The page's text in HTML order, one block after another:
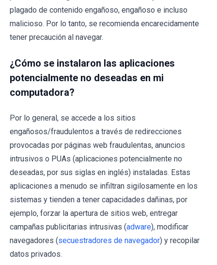
plagado de contenido engañoso, engañoso e incluso
malicioso. Por lo tanto, se recomienda encarecidamente
tener precaución al navegar.
¿Cómo se instalaron las aplicaciones
potencialmente no deseadas en mi
computadora?
Por lo general, se accede a los sitios
engañosos/fraudulentos a través de redirecciones
provocadas por páginas web fraudulentas, anuncios
intrusivos o PUAs (aplicaciones potencialmente no
deseadas, por sus siglas en inglés) instaladas. Estas
aplicaciones a menudo se infiltran sigilosamente en los
sistemas y tienden a tener capacidades dañinas, por
ejemplo, forzar la apertura de sitios web, entregar
campañas publicitarias intrusivas (adware), modificar
navegadores (secuestradores de navegador) y recopilar
datos privados.